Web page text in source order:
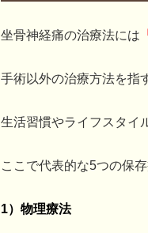
坐骨神経痛の治療法には
手術以外の治療方法を指
生活習慣やライフスタイ
ここで代表的な5つの保
1）物理療法